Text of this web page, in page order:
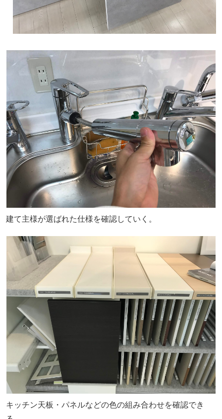
建て主様が選ばれた仕様を確認していく。
キッチン天板・パネルなどの色の組み合わせを確認でき